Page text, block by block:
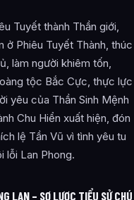
Tuyết thành Thần giới,
ở Phiêu Tuyết Thành, thúc
làm người khiêm tốn,
tộc Bắc Cực, thực lực
yêu của Thần Sinh Mệnh
Chu Hiển xuất hiện, đón
lệ Tần Vũ vì tình yêu tu
lỗi Lan Phong.
LAN – SƠ LƯỢC TIỂU SỬ CHÚ